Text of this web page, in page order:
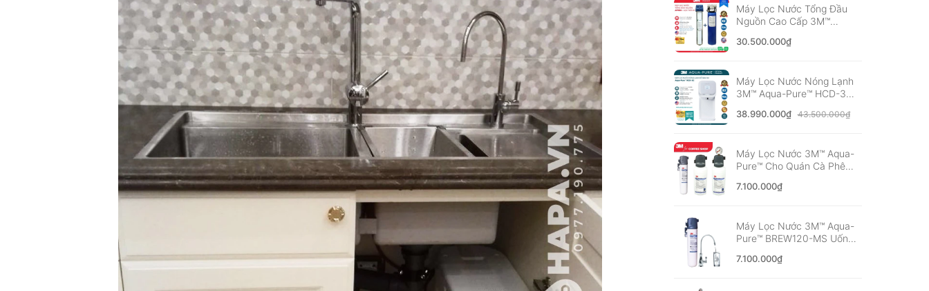
Máy Lọc Nước Tổng Đầu
Nguồn Cao Cấp 3M™
Lọc Thô 3M 20" - Nhập
30.500.000₫
Máy Lọc Nước Nóng Lạnh
3M™ Aqua-Pure™ HCD-3C
mới nhất
38.990.000₫ 43.500.000₫
Máy Lọc Nước 3M™ Aqua-
Pure™ Cho Quán Cà Phê
Hàng - Nhập khẩu Mỹ
7.100.000₫
Máy Lọc Nước 3M™ Aqua-
Pure™ BREW120-MS Uống
Khẩu Mỹ
7.100.000₫